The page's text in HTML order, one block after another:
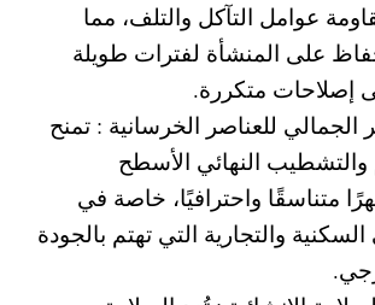
عوامل التآكل والتلف، مما
على المنشأة لفترات طويلة
إصلاحات متكررة.
للعناصر الخرسانية : تمنح
والتشطيب النهائي الأسطح
متناسقًا واحترافيًا، خاصة في
السكنية والتجارية التي تهتم بالجودة